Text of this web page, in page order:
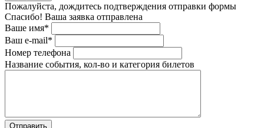
Пожалуйста, дождитесь подтверждения отправки формы
Спасибо! Ваша заявка отправлена
Ваше имя*
Ваш e-mail*
Номер телефона
Название события, кол-во и категория билетов